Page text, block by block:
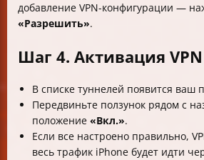
добавление VPN-конфигурации —
«Разрешить».
Шаг 4. Активация VPN
В списке туннелей появится ваш
Передвиньте ползунок рядом с
положение «Вкл.».
Если все настроено правильно,
весь трафик iPhone будет идти